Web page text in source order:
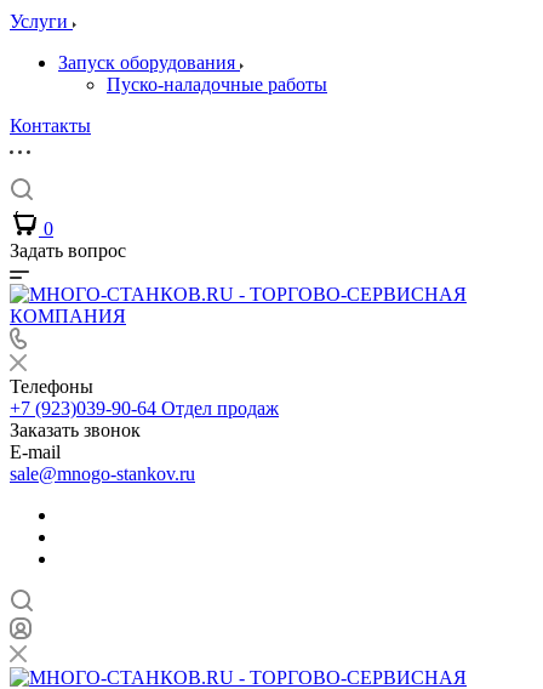
Услуги
Запуск оборудования
Пуско-наладочные работы
Контакты
0
Задать вопрос
Телефоны
+7 (923)039-90-64 Отдел продаж
Заказать звонок
E-mail
sale@mnogo-stankov.ru